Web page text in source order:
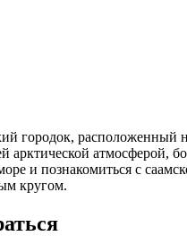
городок, расположенный
арктической атмосферой,
и познакомиться с
кругом.